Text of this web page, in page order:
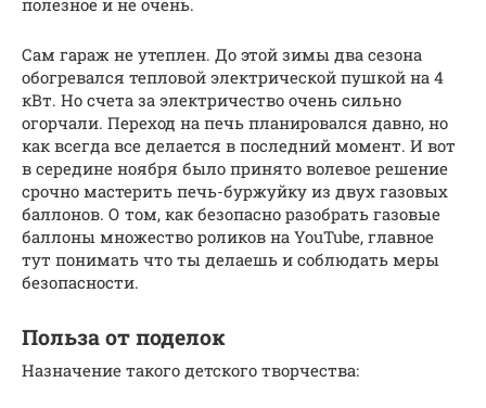
Сам гараж не утеплен. До этой зимы два сезона
обогревался тепловой электрической пушкой на 4
кВт. Но счета за электричество очень сильно
огорчали. Переход на печь планировался давно, но
как всегда все делается в последний момент. И вот
в середине ноября было принято волевое решение
срочно мастерить печь-буржуйку из двух газовых
баллонов. О том, как безопасно разобрать газовые
баллоны множество роликов на YouTube, главное
тут понимать что ты делаешь и соблюдать меры
безопасности.
Польза от поделок
Назначение такого детского творчества: